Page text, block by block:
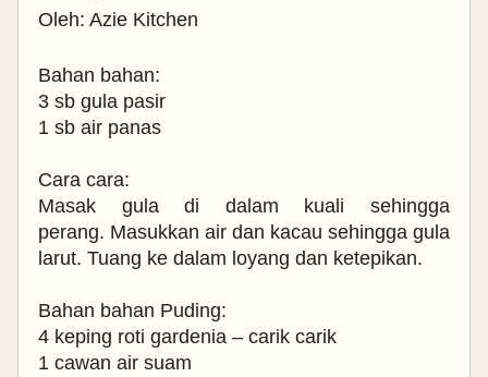
Oleh: Azie Kitchen
Bahan bahan:
3 sb gula pasir
1 sb air panas
Cara cara:
Masak gula di dalam kuali sehingga
perang. Masukkan air dan kacau sehingga gula
larut. Tuang ke dalam loyang dan ketepikan.
Bahan bahan Puding:
4 keping roti gardenia – carik carik
1 cawan air suam